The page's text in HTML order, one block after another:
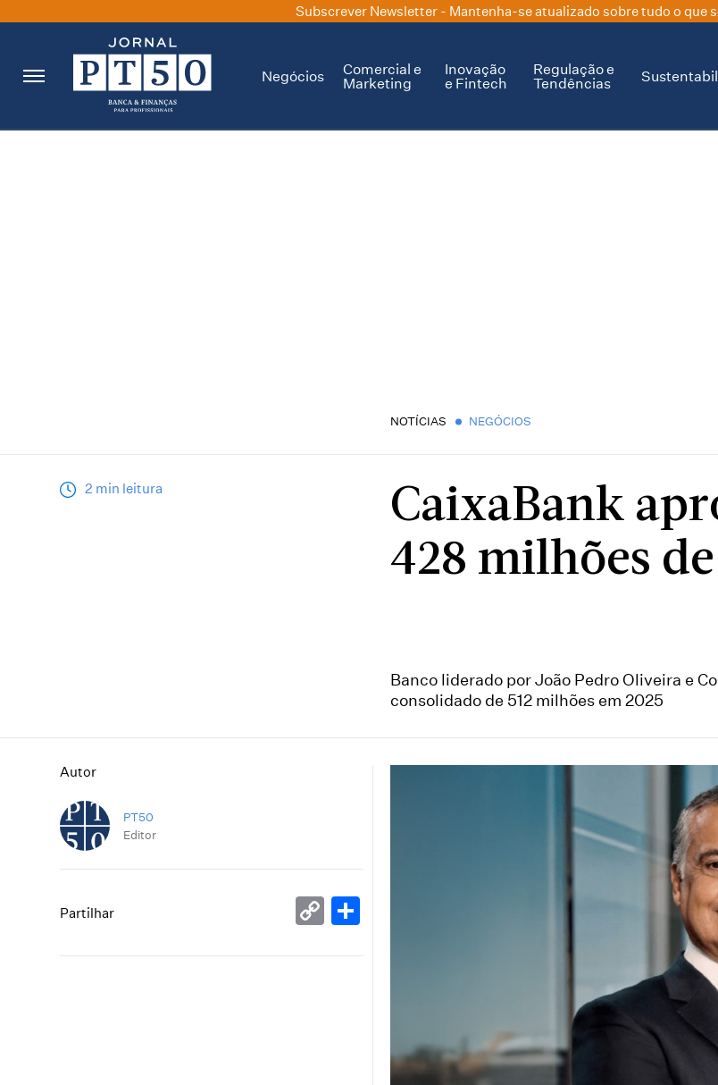
Subscrever Newsletter - Mantenha-se atualizado sobre tudo o que
Negócios
Comercial e
Marketing
Inovação
e Fintech
Regulação e
Tendências
NOTÍCIAS NEGÓCIOS
2 min leitura
CaixaBank
428 milhões
Banco liderado por João Pedro Oliveira e
consolidado de 512 milhões em 2025
Autor
PT50
Editor
Partilhar
Copy